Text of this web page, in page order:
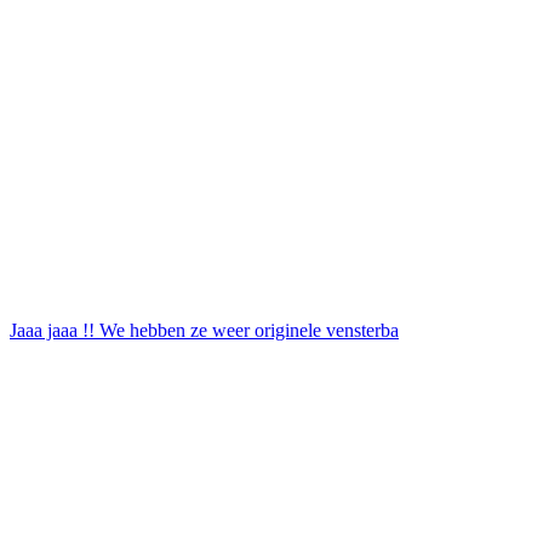
Jaaa jaaa !! We hebben ze weer originele vensterba